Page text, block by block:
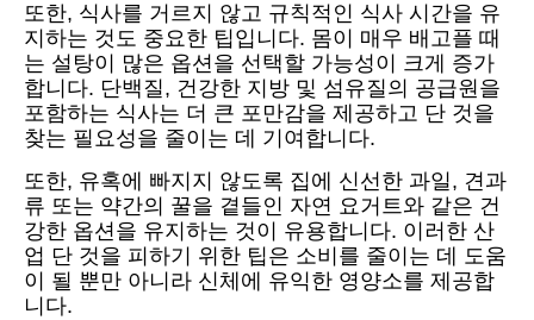
또한, 식사를 거르지 않고 규칙적인 식사 시간을 유
지하는 것도 중요한 팁입니다. 몸이 매우 배고플 때
는 설탕이 많은 옵션을 선택할 가능성이 크게 증가
합니다. 단백질, 건강한 지방 및 섬유질의 공급원을
포함하는 식사는 더 큰 포만감을 제공하고 단 것을
찾는 필요성을 줄이는 데 기여합니다.
또한, 유혹에 빠지지 않도록 집에 신선한 과일, 견과
류 또는 약간의 꿀을 곁들인 자연 요거트와 같은 건
강한 옵션을 유지하는 것이 유용합니다. 이러한 산
업 단 것을 피하기 위한 팁은 소비를 줄이는 데 도움
이 될 뿐만 아니라 신체에 유익한 영양소를 제공합
니다.